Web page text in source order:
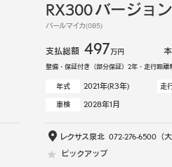
RX300 バージョ
パールマイカ(085)
支払総額 497万円
整備・保証付き（部分保証）2年・走行距離
年式 2021年(R3年) 走
車検 2028年1月
レクサス泉北 072-276-6500（大
ピックアップ